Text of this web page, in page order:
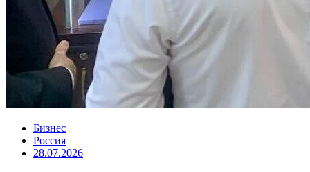
Бизнес
Россия
28.07.2026